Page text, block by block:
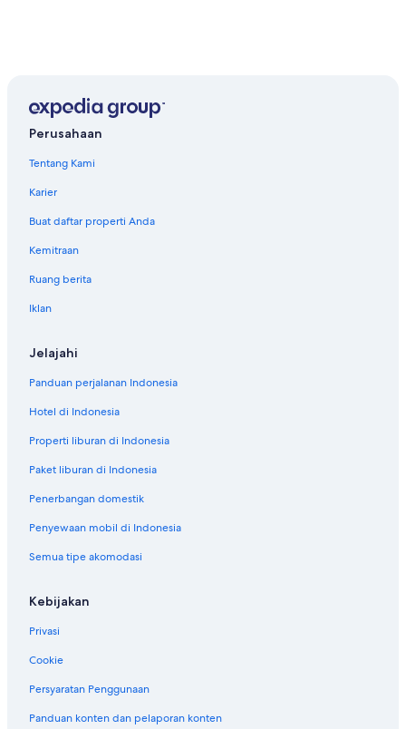
Perusahaan
Tentang Kami
Karier
Buat daftar properti Anda
Kemitraan
Ruang berita
Iklan
Jelajahi
Panduan perjalanan Indonesia
Hotel di Indonesia
Properti liburan di Indonesia
Paket liburan di Indonesia
Penerbangan domestik
Penyewaan mobil di Indonesia
Semua tipe akomodasi
Kebijakan
Privasi
Cookie
Persyaratan Penggunaan
Panduan konten dan pelaporan konten